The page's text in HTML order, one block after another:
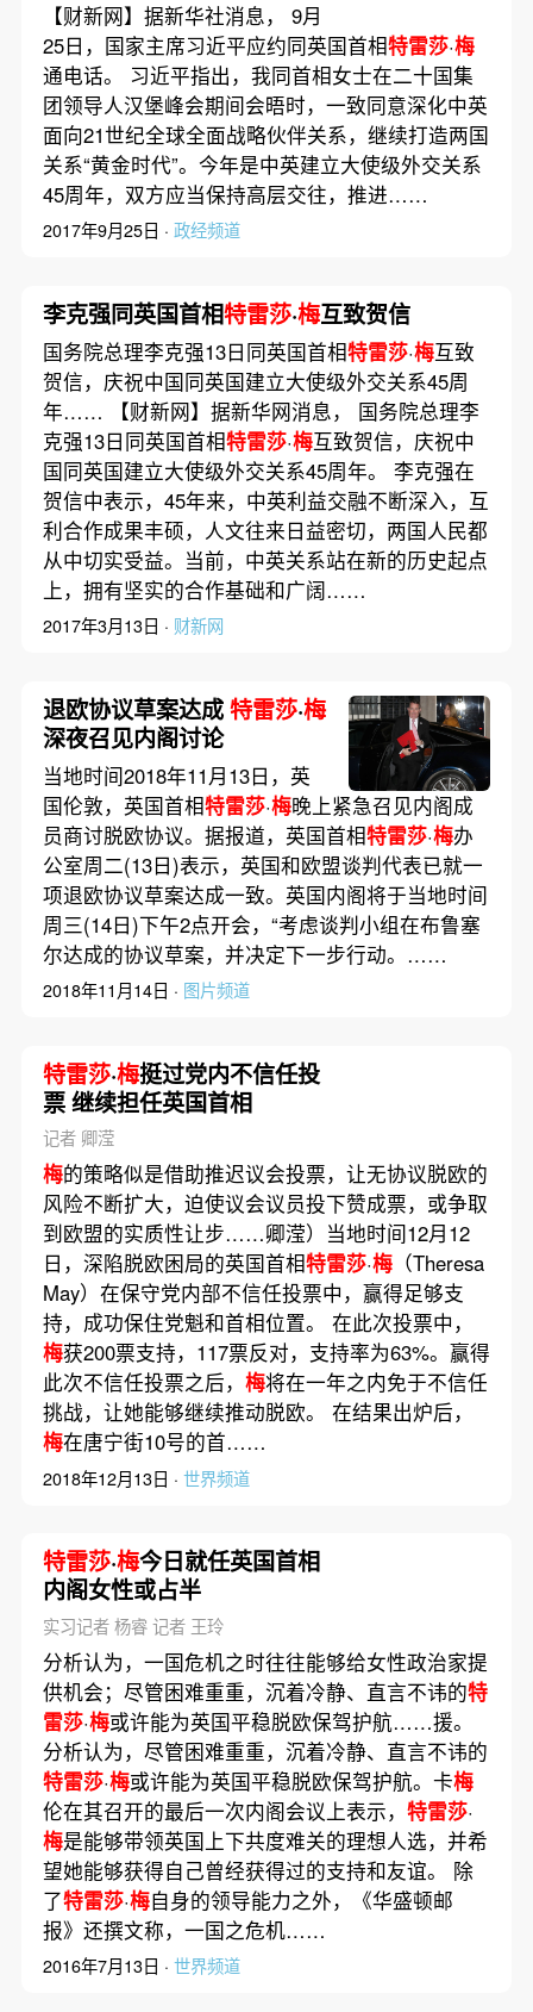
【财新网】据新华社消息， 9月
25日，国家主席习近平应约同英国首相特雷莎·梅
通电话。 习近平指出，我同首相女士在二十国集
团领导人汉堡峰会期间会晤时，一致同意深化中英
面向21世纪全球全面战略伙伴关系，继续打造两国
关系“黄金时代”。今年是中英建立大使级外交关系
45周年，双方应当保持高层交往，推进……
2017年9月25日 · 政经频道
李克强同英国首相特雷莎·梅互致贺信
国务院总理李克强13日同英国首相特雷莎·梅互致
贺信，庆祝中国同英国建立大使级外交关系45周
年…… 【财新网】据新华网消息， 国务院总理李
克强13日同英国首相特雷莎·梅互致贺信，庆祝中
国同英国建立大使级外交关系45周年。 李克强在
贺信中表示，45年来，中英利益交融不断深入，互
利合作成果丰硕，人文往来日益密切，两国人民都
从中切实受益。当前，中英关系站在新的历史起点
上，拥有坚实的合作基础和广阔……
2017年3月13日 · 财新网
退欧协议草案达成特雷莎·梅
深夜召见内阁讨论
当地时间2018年11月13日，英
国伦敦，英国首相特雷莎·梅晚上紧急召见内阁成
员商讨脱欧协议。据报道，英国首相特雷莎·梅办
公室周二(13日)表示，英国和欧盟谈判代表已就一
项退欧协议草案达成一致。英国内阁将于当地时间
周三(14日)下午2点开会，“考虑谈判小组在布鲁塞
尔达成的协议草案，并决定下一步行动。……
2018年11月14日 · 图片频道
特雷莎·梅挺过党内不信任投
票 继续担任英国首相
记者 卿滢
梅的策略似是借助推迟议会投票，让无协议脱欧的
风险不断扩大，迫使议会议员投下赞成票，或争取
到欧盟的实质性让步……卿滢）当地时间12月12
日，深陷脱欧困局的英国首相特雷莎·梅（Theresa
May）在保守党内部不信任投票中，赢得足够支
持，成功保住党魁和首相位置。 在此次投票中，
梅获200票支持，117票反对，支持率为63%。赢得
此次不信任投票之后， 梅将在一年之内免于不信任
挑战，让她能够继续推动脱欧。 在结果出炉后，
梅在唐宁街10号的首……
2018年12月13日 · 世界频道
特雷莎·梅今日就任英国首相
内阁女性或占半
实习记者 杨睿 记者 王玲
分析认为，一国危机之时往往能够给女性政治家提
供机会；尽管困难重重，沉着冷静、直言不讳的特
雷莎·梅或许能为英国平稳脱欧保驾护航……援。
分析认为，尽管困难重重，沉着冷静、直言不讳的
特雷莎·梅或许能为英国平稳脱欧保驾护航。卡梅
伦在其召开的最后一次内阁会议上表示， 特雷莎·
梅是能够带领英国上下共度难关的理想人选，并希
望她能够获得自己曾经获得过的支持和友谊。 除
了特雷莎·梅自身的领导能力之外，《华盛顿邮
报》还撰文称，一国之危机……
2016年7月13日 · 世界频道